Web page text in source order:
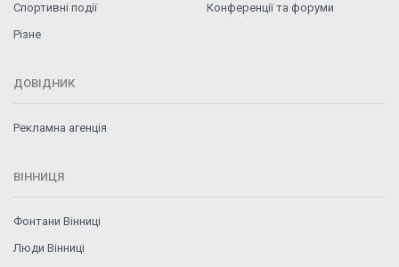
Спортивні події
Конференції та форуми
Різне
ДОВІДНИК
Рекламна агенція
ВІННИЦЯ
Фонтани Вінниці
Люди Вінниці